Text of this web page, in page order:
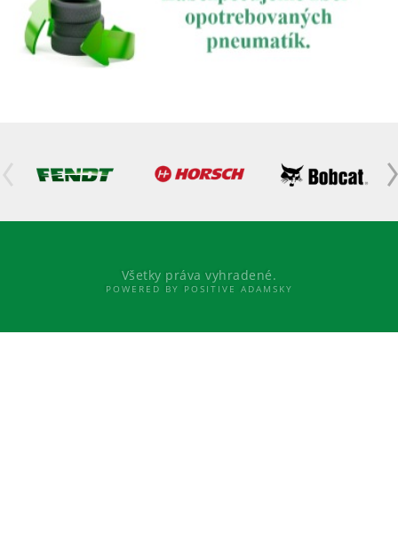
Všetky práva vyhradené.
POWERED BY POSITIVE ADAMSKY